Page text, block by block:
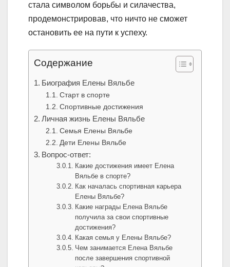
стала символом борьбы и силачества,
продемонстрировав, что ничто не сможет
остановить ее на пути к успеху.
Содержание
Биография Елены Вяльбе
Старт в спорте
Спортивные достижения
Личная жизнь Елены Вяльбе
Семья Елены Вяльбе
Дети Елены Вяльбе
Вопрос-ответ:
Какие достижения имеет Елена
Вяльбе в спорте?
Как началась спортивная карьера
Елены Вяльбе?
Какие награды Елена Вяльбе
получила за свои спортивные
достижения?
Какая семья у Елены Вяльбе?
Чем занимается Елена Вяльбе
после завершения спортивной